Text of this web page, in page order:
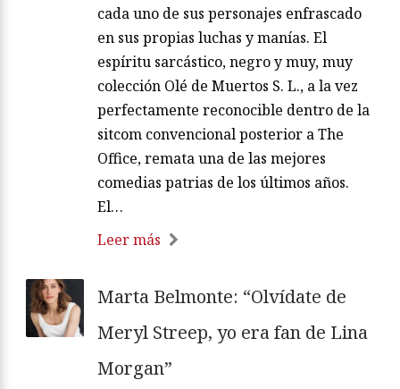
cada uno de sus personajes enfrascado
en sus propias luchas y manías. El
espíritu sarcástico, negro y muy, muy
colección Olé de Muertos S. L., a la vez
perfectamente reconocible dentro de la
sitcom convencional posterior a The
Office, remata una de las mejores
comedias patrias de los últimos años.
El…
Leer más
Marta Belmonte: “Olvídate de
Meryl Streep, yo era fan de Lina
Morgan”